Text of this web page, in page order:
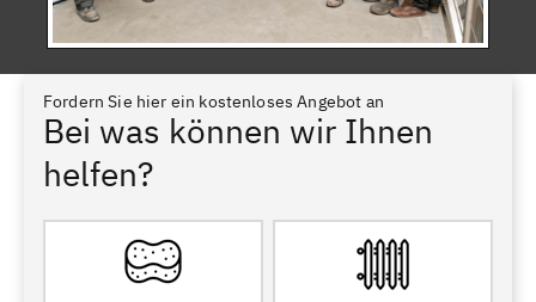
Fordern Sie hier ein kostenloses Angebot an
Bei was können wir Ihnen
helfen?